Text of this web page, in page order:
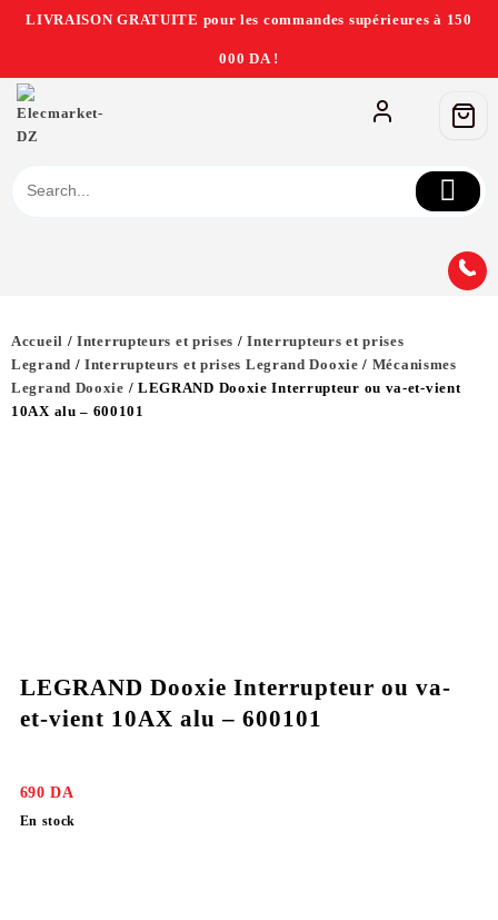
LIVRAISON GRATUITE pour les commandes supérieures à 150
000 DA !
Accueil /Interrupteurs et prises /Interrupteurs et prises
Legrand /Interrupteurs et prises Legrand Dooxie / Mécanismes
Legrand Dooxie / LEGRAND Dooxie Interrupteur ou va-et-vient
10AX alu – 600101
LEGRAND Dooxie Interrupteur ou va-
et-vient 10AX alu – 600101
690DA
En stock